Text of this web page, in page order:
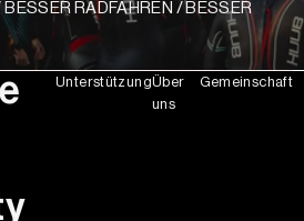
RADFAHREN / BESSER
UnterstützungÜber
uns
Gemeinschaft